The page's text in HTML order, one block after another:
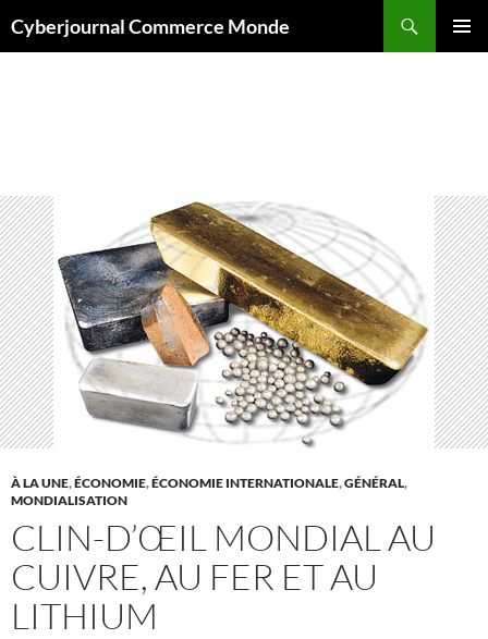
auCyberjournal Commerce Monde
À LA UNE,ÉCONOMIE,ÉCONOMIE INTERNATIONALE,GÉNÉRAL,
MONDIALISATION
CLIN-D’ŒIL MONDIAL AU
CUIVRE, AU FER ET AU
LITHIUM